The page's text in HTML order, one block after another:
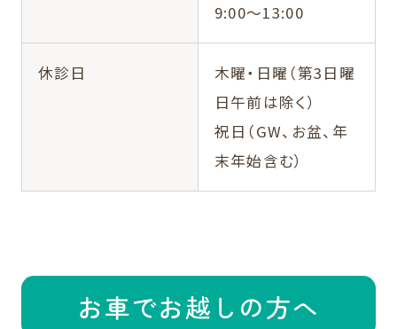
9:00〜13:00
休診日
木曜・日曜（第3日曜
日午前は除く）
祝日（GW、お盆、年
末年始含む）
お車でお越しの方へ